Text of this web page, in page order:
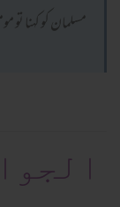
مسلمان کو کہنا